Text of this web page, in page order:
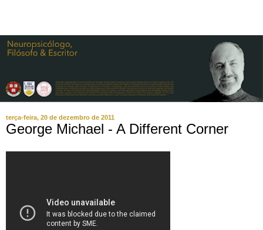
terça-feira, 20 de dezembro de 2011
George Michael - A Different Corner